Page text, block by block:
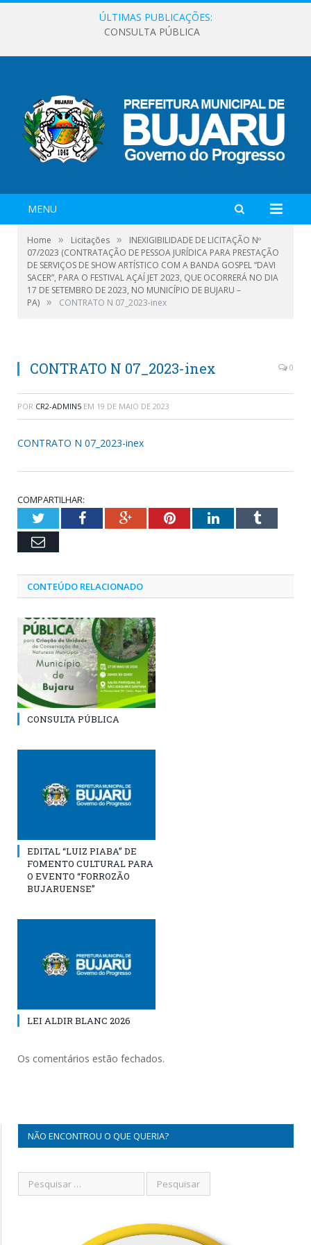
ÚLTIMAS PUBLICAÇÕES:
CONSULTA PÚBLICA
MENU
Home » Licitações »
INEXIGIBILIDADE DE LICITAÇÃO Nº
07/2023 (CONTRATAÇÃO DE PESSOA JURÍDICA PARA PRESTAÇÃO
DE SERVIÇOS DE SHOW ARTÍSTICO COM A BANDA GOSPEL “DAVI
SACER”, PARA O FESTIVAL AÇAÍ JET 2023, QUE OCORRERÁ NO DIA
17 DE SETEMBRO DE 2023, NO MUNICÍPIO DE BUJARU –
PA) » CONTRATO N 07_2023-inex
CONTRATO N 07_2023-inex 0
POR CR2-ADMIN5 EM 19 DE MAIO DE 2023
CONTRATO N 07_2023-inex
COMPARTILHAR:
TwitterFacebookGoogle+PinterestLinkedInTumblr
Email
CONTEÚDO RELACIONADO
CONSULTA PÚBLICA
EDITAL “LUIZ PIABA” DE
FOMENTO CULTURAL PARA
O EVENTO “FORROZÃO
BUJARUENSE”
LEI ALDIR BLANC 2026
Os comentários estão fechados.
NÃO ENCONTROU O QUE QUERIA?